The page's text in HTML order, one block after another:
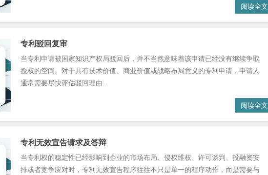
阅读全文
专利驳回复审
当专利申请被国家知识产权局驳回后，并不当然意味着该申请已经没有继续争取
授权的空间。对于具有技术价值、商业价值或战略布局意义的专利申请，申请人
通常需要尽快评估驳回理由...
阅读全文
专利无效宣告请求及答辩
当专利权的稳定性已经影响到企业的市场布局、侵权维权、许可谈判、投融资安
排或者竞争应对时，专利无效宣告程序往往不只是单一的程序动作，而是需要与